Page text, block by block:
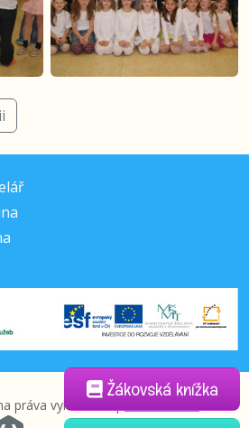
práva vyhrazena |
Žákovská knížka